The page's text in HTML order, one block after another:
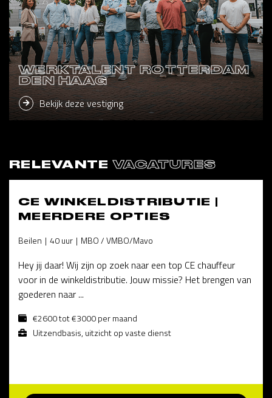
WERKTALENT ROTTERDAM
DEN HAAG
Bekijk deze vestiging
RELEVANTEVACATURES
CE WINKELDISTRIBUTIE |
MEERDERE OPTIES
Beilen 40 uur MBO / VMBO/Mavo
Hey jij daar! Wij zijn op zoek naar een top CE chauffeur
voor in de winkeldistributie. Jouw missie? Het brengen van
goederen naar ...
€2600 tot €3000 per maand
Uitzendbasis, uitzicht op vaste dienst